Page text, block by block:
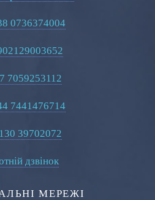
0736374004
7059253112
7441476714
39702072
дзвінок
МЕРЕЖІ